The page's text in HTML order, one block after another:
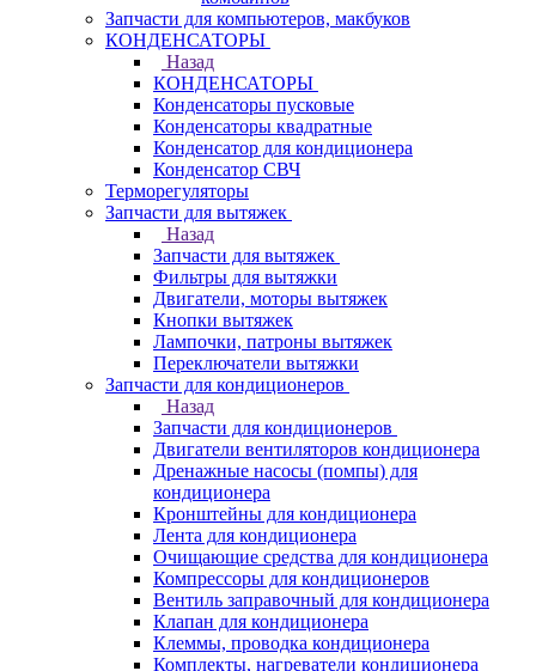
Запчасти для компьютеров, макбуков
КОНДЕНСАТОРЫ
Назад
КОНДЕНСАТОРЫ
Конденсаторы пусковые
Конденсаторы квадратные
Конденсатор для кондиционера
Конденсатор СВЧ
Терморегуляторы
Запчасти для вытяжек
Назад
Запчасти для вытяжек
Фильтры для вытяжки
Двигатели, моторы вытяжек
Кнопки вытяжек
Лампочки, патроны вытяжек
Переключатели вытяжки
Запчасти для кондиционеров
Назад
Запчасти для кондиционеров
Двигатели вентиляторов кондиционера
Дренажные насосы (помпы) для
кондиционера
Кронштейны для кондиционера
Лента для кондиционера
Очищающие средства для кондиционера
Компрессоры для кондиционеров
Вентиль заправочный для кондиционера
Клапан для кондиционера
Клеммы, проводка кондиционера
Комплекты, нагреватели кондиционера